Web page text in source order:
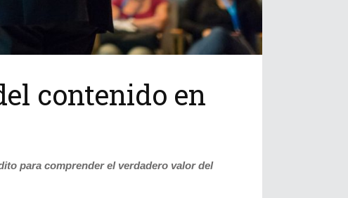
contenido en
para comprender el verdadero valor del